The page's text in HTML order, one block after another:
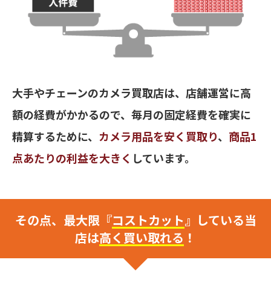
大手やチェーンのカメラ買取店は、店舗運営に高
額の経費がかかるので、毎月の固定経費を確実に
精算するために、 カメラ用品を安く買取り、 商品1
点あたりの利益を大きく しています。
その点、最大限『コストカット』している当
店は高く買い取れる ！